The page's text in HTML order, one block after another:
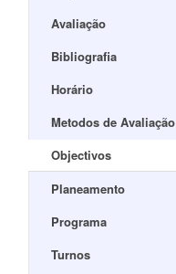
Avaliação
Bibliografia
Horário
Metodos de Avaliação
Objectivos
Planeamento
Programa
Turnos